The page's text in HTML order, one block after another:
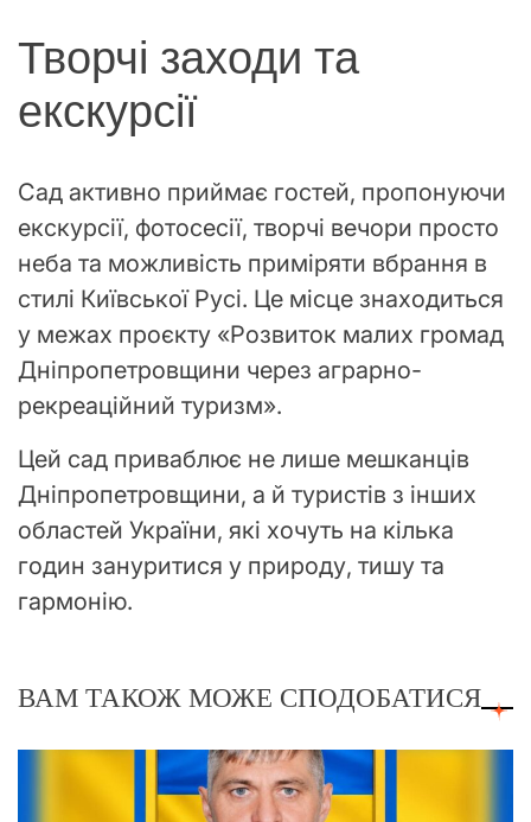
Творчі заходи та
екскурсії
Сад активно приймає гостей, пропонуючи
екскурсії, фотосесії, творчі вечори просто
неба та можливість приміряти вбрання в
стилі Київської Русі. Це місце знаходиться
у межах проєкту «Розвиток малих громад
Дніпропетровщини через аграрно-
рекреаційний туризм».
Цей сад приваблює не лише мешканців
Дніпропетровщини, а й туристів з інших
областей України, які хочуть на кілька
годин зануритися у природу, тишу та
гармонію.
ВАМ ТАКОЖ МОЖЕ СПОДОБАТИСЯ